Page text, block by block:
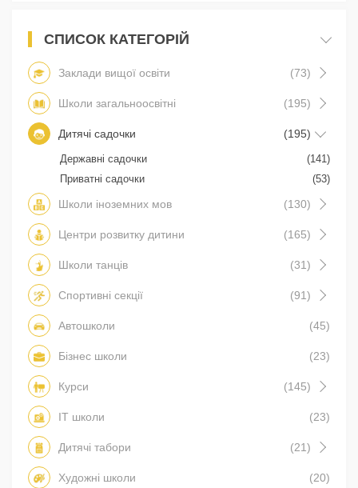
СПИСОК КАТЕГОРІЙ
Заклади вищої освіти (73)
Школи загальноосвітні (195)
Дитячі садочки (195)
Державні садочки
(141)
Приватні садочки
(53)
Школи іноземних мов (130)
Центри розвитку дитини (165)
Школи танців (31)
Спортивні секції (91)
Автошколи (45)
Бізнес школи (23)
Курси (145)
IT школи (23)
Дитячі табори (21)
Художні школи (20)